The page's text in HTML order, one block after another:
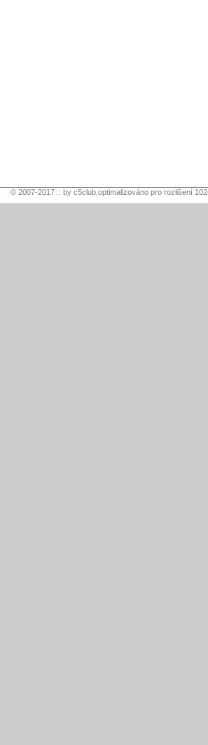
© 2007-2017 :: by c5club,optimalizováno pro rozlišení